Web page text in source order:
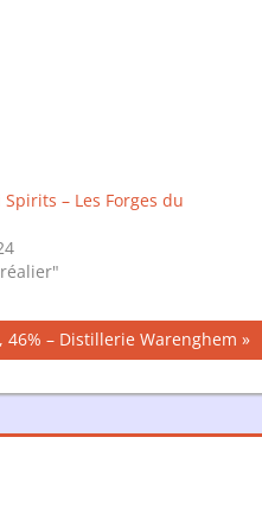
Spirits – Les Forges du
– Distillerie Warenghem